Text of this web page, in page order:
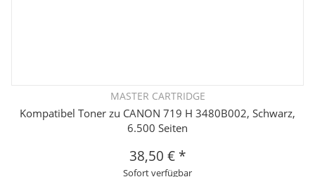
MASTER CARTRIDGE
Kompatibel Toner zu CANON 719 H 3480B002, Schwarz,
6.500 Seiten
38,50 € *
Sofort verfügbar